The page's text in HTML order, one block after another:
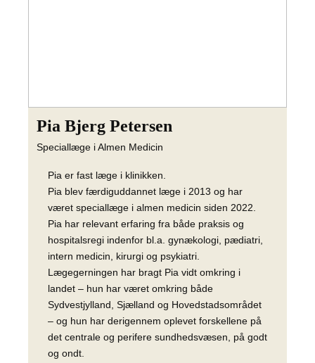
Pia Bjerg Petersen
Speciallæge i Almen Medicin
Pia er fast læge i klinikken.
Pia blev færdiguddannet læge i 2013 og har
været speciallæge i almen medicin siden 2022.
Pia har relevant erfaring fra både praksis og
hospitalsregi indenfor bl.a. gynækologi, pædiatri,
intern medicin, kirurgi og psykiatri.
Lægegerningen har bragt Pia vidt omkring i
landet – hun har været omkring både
Sydvestjylland, Sjælland og Hovedstadsområdet
– og hun har derigennem oplevet forskellene på
det centrale og perifere sundhedsvæsen, på godt
og ondt.